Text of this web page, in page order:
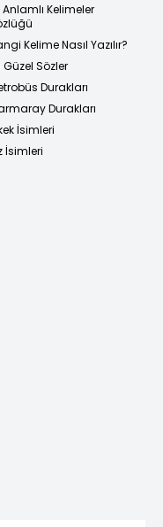
Anlamlı Kelimeler
Kelime Nasıl Yazılır?
Güzel Sözler
Durakları
Durakları
İsimleri
İsimleri